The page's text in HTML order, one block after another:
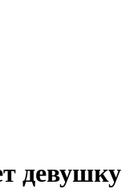
девушку